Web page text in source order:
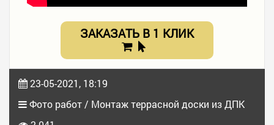
ЗАКАЗАТЬ В 1 КЛИК
23-05-2021, 18:19
Фото работ / Монтаж террасной доски из ДПК